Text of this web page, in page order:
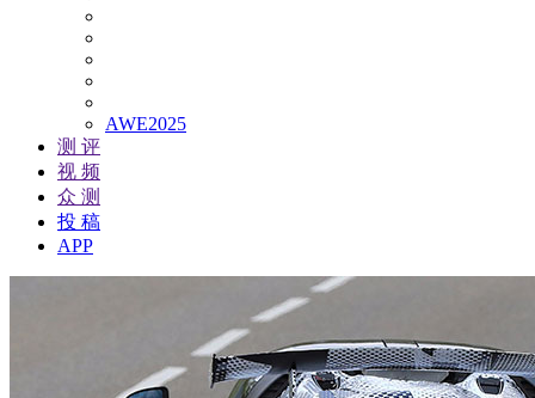
AWE2025
测 评
视 频
众 测
投 稿
APP